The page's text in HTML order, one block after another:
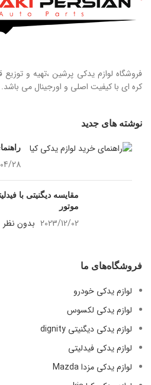
فروشگاه لوازم یدکی پرشین ،تهیه و
کره ای با کیفیت اصلی و اورجینال می باشد.
نوشته های جدید
28
مقایسه دیگنیتی با
موتور
2023/12/02 بدون نظر
فروشگاه‌های ما
لوازم یدکی خودرو
لوازم یدکی لکسوس
لوازم یدکی دیگنیتی dignity
لوازم یدکی فیدلیتی
لوازم یدکی مزدا Mazda